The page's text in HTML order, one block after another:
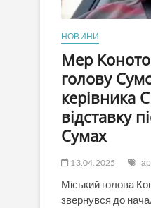
НОВИНИ
Мер
голову
керівника
відставку
Сумах
13.04.2025
Міський голова
звернувся до